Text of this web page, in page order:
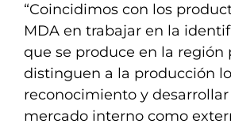
“Coincidimos con los
MDA en trabajar en la
que se produce en la región
distinguen a la producción
reconocimiento y
mercado interno como